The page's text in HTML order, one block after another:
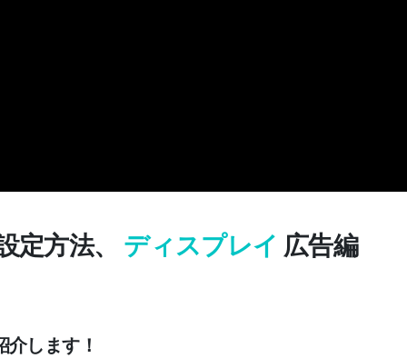
定方法、 ディスプレイ 広告編
します！